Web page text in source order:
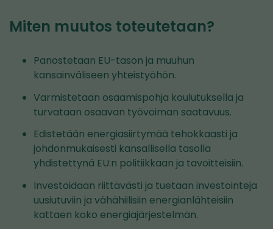
Miten muutos toteutetaan?
Panostetaan EU-tason ja muuhun
kansainväliseen yhteistyöhön.
Varmistetaan osaamispohja koulutuksella ja
turvataan osaavan työvoiman saatavuus.
Edistetään energiasiirtymää tehokkaasti ja
johdonmukaisesti kansallisella tasolla
yhdistettynä EU:n politiikkaan ja tavoitteisiin.
Investoidaan riittävästi ja tuetaan investointeja
uusiutuviin ja vähähiilisiin energianlähteisiin
kattaen koko energiajärjestelmän.